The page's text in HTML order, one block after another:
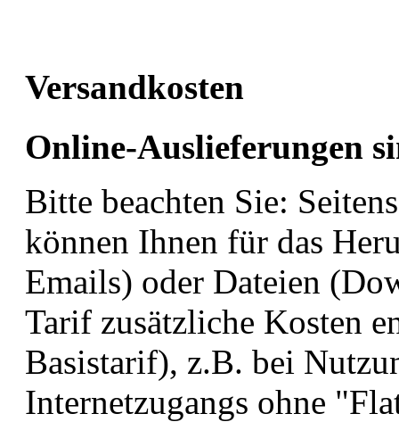
Versandkosten
Online-Auslieferungen
Bitte beachten Sie:
können Ihnen für das
Emails) oder Dateien
Tarif zusätzliche Kosten
Basistarif), z.B. bei
Internetzugangs ohne